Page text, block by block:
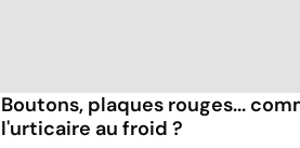
Boutons, plaques rouges...
l'urticaire au froid ?